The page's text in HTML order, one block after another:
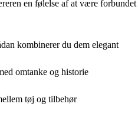
en følelse af at være forbundet
kombinerer du dem elegant
omtanke og historie
tøj og tilbehør